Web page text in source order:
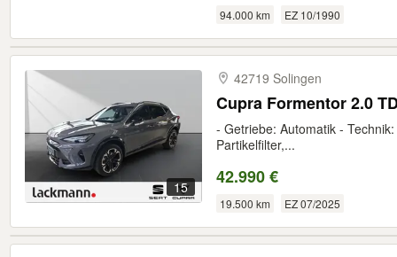
94.000 km EZ 10/1990
15
42719 Solingen
Cupra Formentor 2.0
- Getriebe: Automatik -
Partikelfilter,...
42.990 €
19.500 km EZ 07/2025